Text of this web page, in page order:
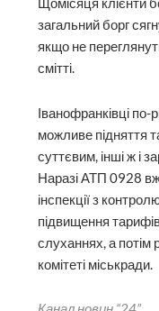
Щомісяця клієнти
загальний борг
якщо не
смітті.
Іванофранківці
можливе підняття
суттєвим, інші ж і
Наразі АТП 0928
інспекції з
підвищення
слуханнях, а потім
комітеті міськради.